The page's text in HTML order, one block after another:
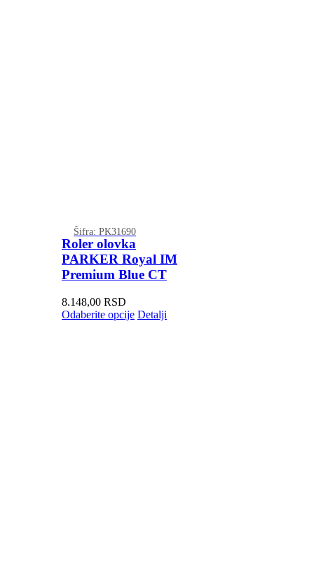
Šifra: PK31690
Roler olovka
PARKER Royal IM
Premium Blue CT
8.148,00 RSD
Odaberite opcije Detalji